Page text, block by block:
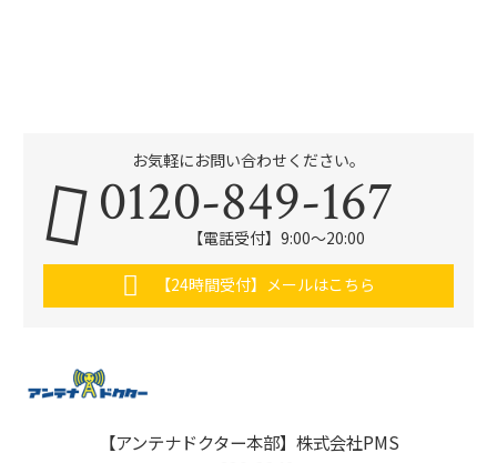
お気軽にお問い合わせください。
0120-849-167
【電話受付】9:00〜20:00
【24時間受付】メールはこちら
【アンテナドクター本部】株式会社PMS